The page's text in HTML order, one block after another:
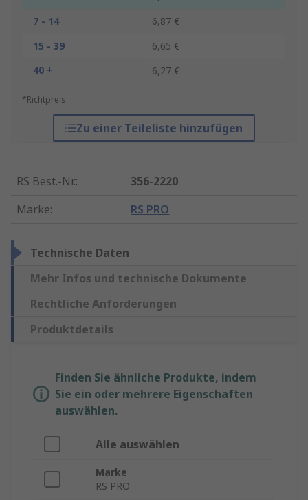
7 - 14
6,87 €
15 - 39
6,65 €
40 +
6,27 €
*Richtpreis
Zu einer Teileliste hinzufügen
RS Best.-Nr.:
356-2220
Marke: RS PRO
Technische Daten
Mehr Infos und technische Dokumente
Rechtliche Anforderungen
Produktdetails
Finden Sie ähnliche Produkte, indem
Sie ein oder mehrere Eigenschaften
auswählen.
Alle auswählen
Marke
RS PRO